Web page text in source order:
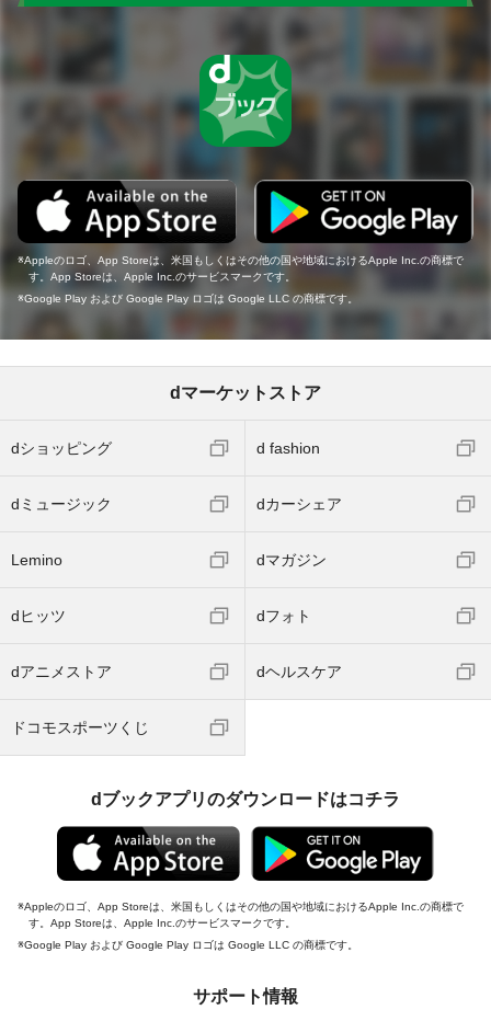
Appleのロゴ、App Storeは、米国もしくはその他の国や地域におけるApple Inc.の商標で
す。App Storeは、Apple Inc.のサービスマークです。
Google Play および Google Play ロゴは Google LLC の商標です。
dマーケットストア
dショッピング d fashion
dミュージック dカーシェア
Lemino dマガジン
dヒッツ dフォト
dアニメストア dヘルスケア
ドコモスポーツくじ
dブックアプリのダウンロードはコチラ
Appleのロゴ、App Storeは、米国もしくはその他の国や地域におけるApple Inc.の商標で
す。App Storeは、Apple Inc.のサービスマークです。
Google Play および Google Play ロゴは Google LLC の商標です。
サポート情報